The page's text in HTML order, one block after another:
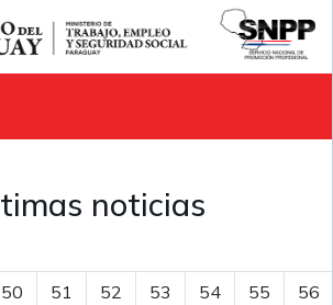
noticias
50 51 52 53 54 55 56